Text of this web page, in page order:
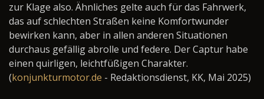
zur Klage also. Ähnliches gelte auch für das Fahrwerk,
das auf schlechten Straßen keine Komfortwunder
bewirken kann, aber in allen anderen Situationen
durchaus gefällig abrolle und federe. Der Captur habe
einen quirligen, leichtfüßigen Charakter.
(konjunkturmotor.de - Redaktionsdienst, KK, Mai 2025)